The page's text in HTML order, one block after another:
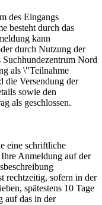
des Eingangs
besteht durch das
kann
durch Nutzung der
Nord
als \"Teilnahme
die Versendung der
sowie den
als geschlossen.
eine schriftliche
Anmeldung auf der
rechtzeitig, sofern in der
spätestens 10 Tage
auf das in der